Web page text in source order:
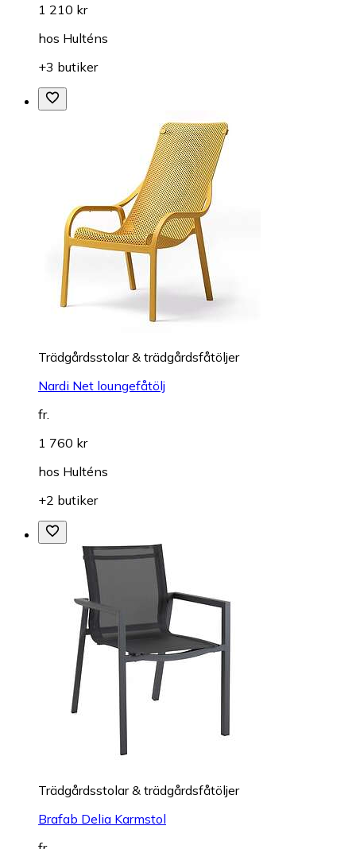
1 210 kr
hos Hulténs
+3 butiker
Trädgårdsstolar & trädgårdsfåtöljer
Nardi Net loungefåtölj
fr.
1 760 kr
hos Hulténs
+2 butiker
Trädgårdsstolar & trädgårdsfåtöljer
Brafab Delia Karmstol